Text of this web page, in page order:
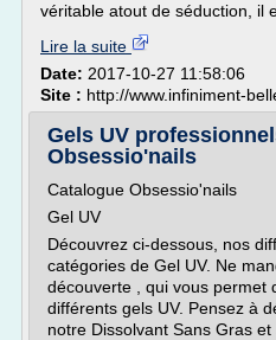
véritable atout de séduction, il
Lire la suite
Date: 2017-10-27 11:58:06
Site : http://www.infiniment-
Gels UV
Obsessio'nails
Catalogue Obsessio'nails
Gel UV
Découvrez ci-dessous, nos
catégories de Gel UV. Ne
découverte , qui vous permet
différents gels UV. Pensez à
notre Dissolvant Sans Gras